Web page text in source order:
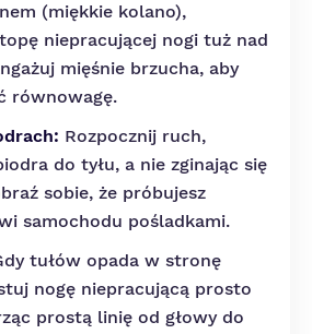
(miękkie kolano),
niepracującej nogi tuż nad
mięśnie brzucha, aby
równowagę.
Rozpocznij ruch,
do tyłu, a nie zginając się
sobie, że próbujesz
samochodu pośladkami.
tułów opada w stronę
nogę niepracującą prosto
prostą linię od głowy do